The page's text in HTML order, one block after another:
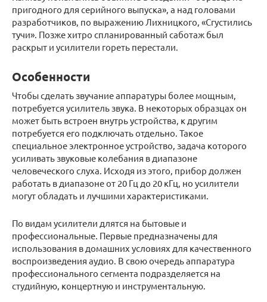
пригодного для серийного выпуска», а над головами
разработчиков, по выражению Лихницкого, «Сгустились
тучи». Позже хитро спланированный саботаж был
раскрыт и усилители гореть перестали.
Особенности
Чтобы сделать звучание аппаратуры более мощным,
потребуется усилитель звука. В некоторых образцах он
может быть встроен внутрь устройства, к другим
потребуется его подключать отдельно. Такое
специальное электронное устройство, задача которого
усиливать звуковые колебания в диапазоне
человеческого слуха. Исходя из этого, прибор должен
работать в диапазоне от 20 Гц до 20 кГц, но усилители
могут обладать и лучшими характеристиками.
По видам усилители длятся на бытовые и
профессиональные. Первые предназначены для
использования в домашних условиях для качественного
воспроизведения аудио. В свою очередь аппаратура
профессионального сегмента подразделяется на
студийную, концертную и инструментальную.